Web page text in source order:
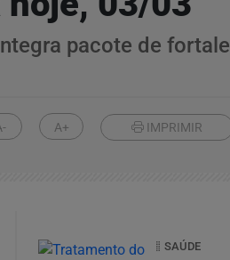
pacote de
A+ IMPRIMIR
SAÚDE